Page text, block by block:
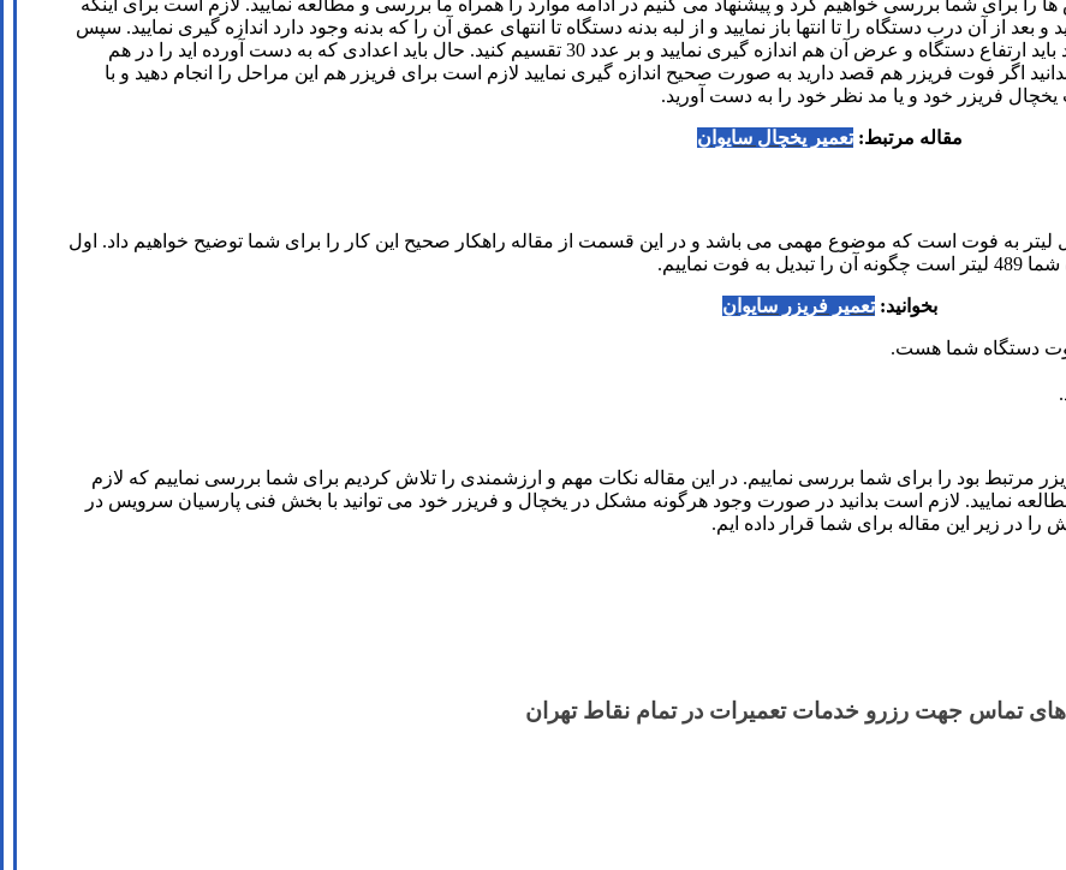
برای شما بررسی خواهیم کرد و پیشنهاد می کنیم در ادامه موارد را همراه ما بررسی و مطالعه نمایید. لازم است برای اینکه
از آن درب دستگاه را تا انتها باز نمایید و از لبه بدنه دستگاه تا انتهای عمق آن را که بدنه وجود دارد اندازه گیری نمایید. سپس
عددی که به دست می آید را بر عدد 30 تقسیم نموده و لازم است بدانید باید ارتفاع دستگاه و عرض آن هم اندازه گیری نمایید و بر عدد 30 تقسیم کنید. حال باید اعدادی که به دست آورده اید را در هم
اگر فوت فریزر هم قصد دارید به صورت صحیح اندازه گیری نمایید لازم است برای فریزر هم این مراحل را انجام دهید و با
فریزر خود و یا مد نظر خود را به دست آورید.
مقاله مرتبط:تعمیر یخچال سایوان
به فوت است که موضوع مهمی می باشد و در این قسمت از مقاله راهکار صحیح این کار را برای شما توضیح خواهیم داد. اول
بخوانید:تعمیر فریزر سایوان
بود را برای شما بررسی نماییم. در این مقاله نکات مهم و ارزشمندی را تلاش کردیم برای شما بررسی نماییم که لازم
نمایید. لازم است بدانید در صورت وجود هرگونه مشکل در یخچال و فریزر خود می توانید با بخش فنی پارسیان سرویس در
در زیر این مقاله برای شما قرار داده ایم.
تماس​ جهت رزرو خدمات تعمیرات در تمام نقاط تهران